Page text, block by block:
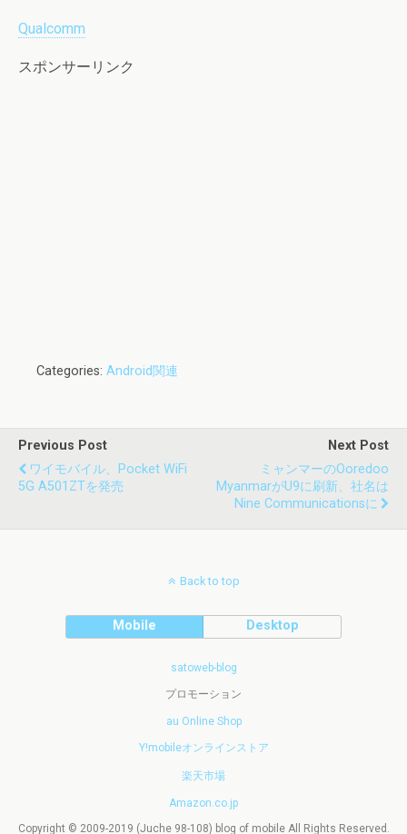
Qualcomm
スポンサーリンク
Categories: Android関連
Previous Post
ワイモバイル、Pocket WiFi
5G A501ZTを発売
Next Post
ミャンマーのOoredoo
MyanmarがU9に刷新、社名は
Nine Communicationsに
Back to top
Mobile Desktop
satoweb-blog
プロモーション
au Online Shop
Y!mobileオンラインストア
楽天市場
Amazon.co.jp
Copyright © 2009-2019 (Juche 98-108) blog of mobile All Rights Reserved.